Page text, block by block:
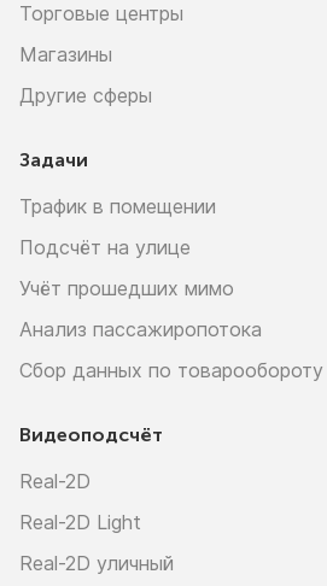
Торговые центры
Магазины
Другие сферы
Задачи
Трафик в помещении
Подсчёт на улице
Учёт прошедших мимо
Анализ пассажиропотока
Сбор данных по товарообороту
Видеоподсчёт
Real-2D
Real-2D Light
Real-2D уличный